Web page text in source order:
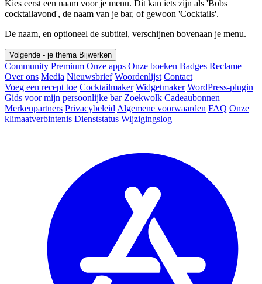
Kies eerst een naam voor je menu. Dit kan iets zijn als 'Bobs
cocktailavond', de naam van je bar, of gewoon 'Cocktails'.
De naam, en optioneel de subtitel, verschijnen bovenaan je menu.
Volgende - je thema Bijwerken
Community Premium Onze apps Onze boeken Badges Reclame
Over ons Media Nieuwsbrief Woordenlijst Contact
Voeg een recept toe Cocktailmaker Widgetmaker WordPress-plugin
Gids voor mijn persoonlijke bar Zoekwolk Cadeaubonnen
Merkenpartners Privacybeleid Algemene voorwaarden FAQ Onze
klimaatverbintenis Dienststatus Wijzigingslog